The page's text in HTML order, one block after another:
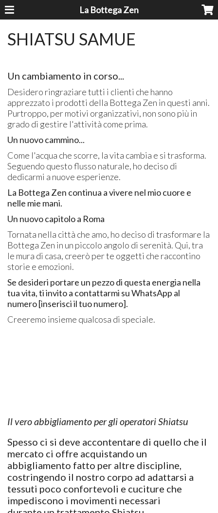
La Bottega Zen
SHIATSU SAMUE
Un cambiamento in corso...
Desidero ringraziare tutti i clienti che hanno
apprezzato i prodotti della Bottega Zen in questi anni.
Purtroppo, per motivi organizzativi, non sono più in
grado di gestire l'attività come prima.
Un nuovo cammino...
Come l'acqua che scorre, la vita cambia e si trasforma.
Seguendo questo flusso naturale, ho deciso di
dedicarmi a nuove esperienze.
La Bottega Zen continua a vivere nel mio cuore e
nelle mie mani.
Un nuovo capitolo a Roma
Tornata nella città che amo, ho deciso di trasformare la
Bottega Zen in un piccolo angolo di serenità. Qui, tra
le mura di casa, creerò per te oggetti che raccontino
storie e emozioni.
Se desideri portare un pezzo di questa energia nella
tua vita, ti invito a contattarmi su WhatsApp al
numero [inserisci il tuo numero].
Creeremo insieme qualcosa di speciale.
Il vero abbigliamento per gli operatori Shiatsu
Spesso ci si deve accontentare di quello che il
mercato ci offre acquistando un
abbigliamento fatto per altre discipline,
costringendo il nostro corpo ad adattarsi a
tessuti poco confortevoli e cuciture che
impediscono i movimenti necessari